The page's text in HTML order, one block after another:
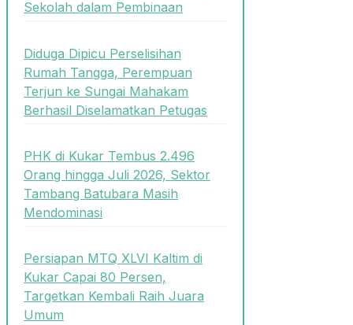
Sekolah dalam Pembinaan
Diduga Dipicu Perselisihan
Rumah Tangga, Perempuan
Terjun ke Sungai Mahakam
Berhasil Diselamatkan Petugas
PHK di Kukar Tembus 2.496
Orang hingga Juli 2026, Sektor
Tambang Batubara Masih
Mendominasi
Persiapan MTQ XLVI Kaltim di
Kukar Capai 80 Persen,
Targetkan Kembali Raih Juara
Umum